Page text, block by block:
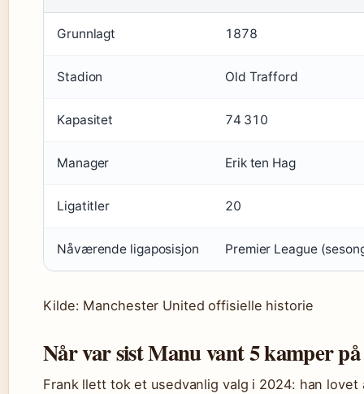
Grunnlagt 1878
Stadion Old Trafford
Kapasitet 74 310
Manager Erik ten Hag
Ligatitler 20
Nåværende ligaposisjon Premier League
Kilde: Manchester United offisielle historie
Når var sist Manu vant 5 kamper
Frank llett tok et usedvanlig valg i 2024: han lovet